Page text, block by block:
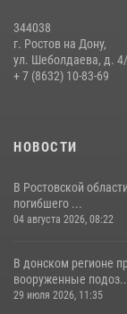
Сотрудники
участниками
28 июля 2026, 12:46
344038
г. Ростов на Дону,
ул. Шеболдаева, д.
+ 7 (8632) 10-83-69
НОВОСТИ
В Ростовской
погибшего ...
04 августа 2026, 08:22
В донском регионе
вооруженные
29 июля 2026, 11:35